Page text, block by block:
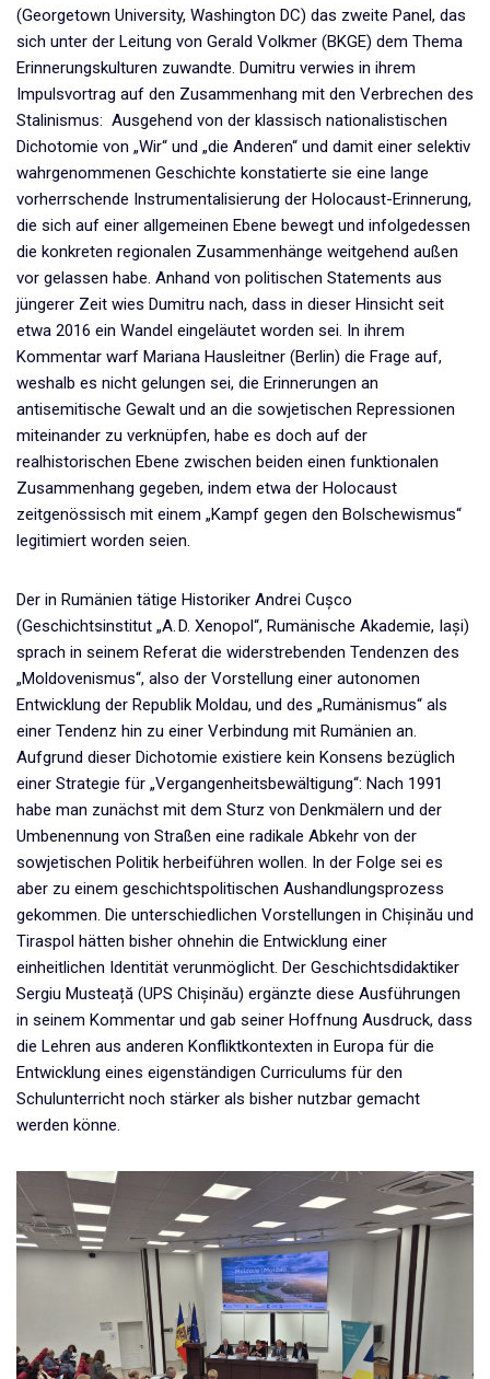
(Georgetown University, Washington DC) das zweite Panel, das
sich unter der Leitung von Gerald Volkmer (BKGE) dem Thema
Erinnerungskulturen zuwandte. Dumitru verwies in ihrem
Impulsvortrag auf den Zusammenhang mit den Verbrechen des
Stalinismus: Ausgehend von der klassisch nationalistischen
Dichotomie von „Wir“ und „die Anderen“ und damit einer selektiv
wahrgenommenen Geschichte konstatierte sie eine lange
vorherrschende Instrumentalisierung der Holocaust-Erinnerung,
die sich auf einer allgemeinen Ebene bewegt und infolgedessen
die konkreten regionalen Zusammenhänge weitgehend außen
vor gelassen habe. Anhand von politischen Statements aus
jüngerer Zeit wies Dumitru nach, dass in dieser Hinsicht seit
etwa 2016 ein Wandel eingeläutet worden sei. In ihrem
Kommentar warf Mariana Hausleitner (Berlin) die Frage auf,
weshalb es nicht gelungen sei, die Erinnerungen an
antisemitische Gewalt und an die sowjetischen Repressionen
miteinander zu verknüpfen, habe es doch auf der
realhistorischen Ebene zwischen beiden einen funktionalen
Zusammenhang gegeben, indem etwa der Holocaust
zeitgenössisch mit einem „Kampf gegen den Bolschewismus“
legitimiert worden seien.
Der in Rumänien tätige Historiker Andrei Cușco
(Geschichtsinstitut „A. D. Xenopol“, Rumänische Akademie, Iași)
sprach in seinem Referat die widerstrebenden Tendenzen des
„Moldovenismus“, also der Vorstellung einer autonomen
Entwicklung der Republik Moldau, und des „Rumänismus“ als
einer Tendenz hin zu einer Verbindung mit Rumänien an.
Aufgrund dieser Dichotomie existiere kein Konsens bezüglich
einer Strategie für „Vergangenheitsbewältigung“: Nach 1991
habe man zunächst mit dem Sturz von Denkmälern und der
Umbenennung von Straßen eine radikale Abkehr von der
sowjetischen Politik herbeiführen wollen. In der Folge sei es
aber zu einem geschichtspolitischen Aushandlungsprozess
gekommen. Die unterschiedlichen Vorstellungen in Chișinău und
Tiraspol hätten bisher ohnehin die Entwicklung einer
einheitlichen Identität verunmöglicht. Der Geschichtsdidaktiker
Sergiu Musteață (UPS Chișinău) ergänzte diese Ausführungen
in seinem Kommentar und gab seiner Hoffnung Ausdruck, dass
die Lehren aus anderen Konfliktkontexten in Europa für die
Entwicklung eines eigenständigen Curriculums für den
Schulunterricht noch stärker als bisher nutzbar gemacht
werden könne.